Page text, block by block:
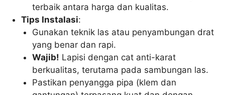
terbaik antara harga dan kualitas.
Tips Instalasi:
Gunakan teknik las atau penyambungan drat
yang benar dan rapi.
Wajib! Lapisi dengan cat anti-karat
berkualitas, terutama pada sambungan las.
Pastikan penyangga pipa (klem dan